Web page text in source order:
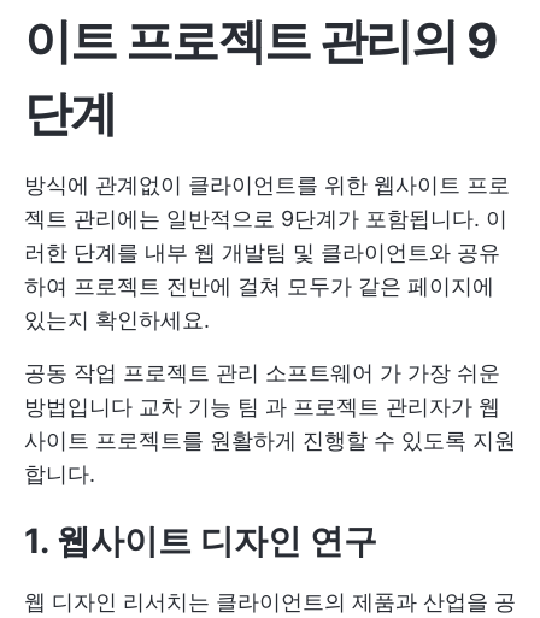
이트 프로젝트 관리의 9
단계
방식에 관계없이 클라이언트를 위한 웹사이트 프로
젝트 관리에는 일반적으로 9단계가 포함됩니다. 이
러한 단계를 내부 웹 개발팀 및 클라이언트와 공유
하여 프로젝트 전반에 걸쳐 모두가 같은 페이지에
있는지 확인하세요.
공동 작업 프로젝트 관리 소프트웨어 가 가장 쉬운
방법입니다 교차 기능 팀 과 프로젝트 관리자가 웹
사이트 프로젝트를 원활하게 진행할 수 있도록 지원
합니다.
1. 웹사이트 디자인 연구
웹 디자인 리서치는 클라이언트의 제품과 산업을 공